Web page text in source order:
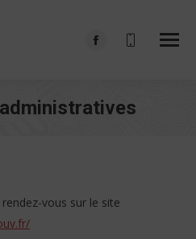
Facebook
in
vous sur le site